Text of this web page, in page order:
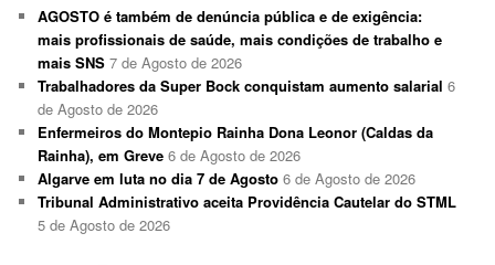
AGOSTO é também de denúncia pública e de exigência:
mais profissionais de saúde, mais condições de trabalho e
mais SNS 7 de Agosto de 2026
Trabalhadores da Super Bock conquistam aumento salarial 6
de Agosto de 2026
Enfermeiros do Montepio Rainha Dona Leonor (Caldas da
Rainha), em Greve 6 de Agosto de 2026
Algarve em luta no dia 7 de Agosto 6 de Agosto de 2026
Tribunal Administrativo aceita Providência Cautelar do STML
5 de Agosto de 2026